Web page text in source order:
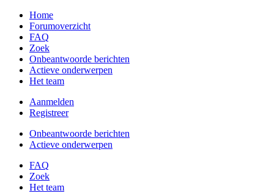
Home
Forumoverzicht
FAQ
Zoek
Onbeantwoorde berichten
Actieve onderwerpen
Het team
Aanmelden
Registreer
Onbeantwoorde berichten
Actieve onderwerpen
FAQ
Zoek
Het team